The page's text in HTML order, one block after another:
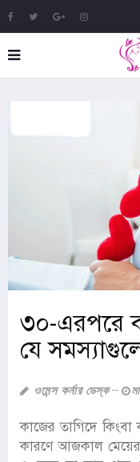
৩০-এরপরে
যে
ওমেন্স কর্নার ডেস্ক
কাজের তাগিদে কিংবা
কারণে আজকাল